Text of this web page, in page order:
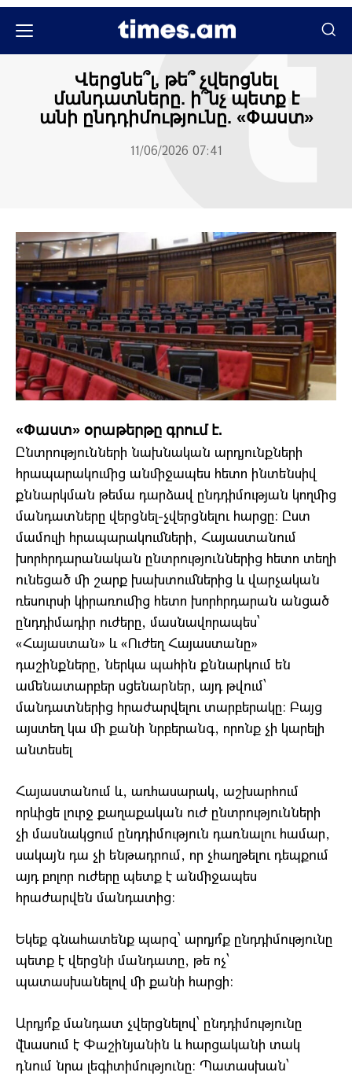
Վերցնե՞լ, թե՞ չվերցնել
մանդատները. ի՞նչ պետք է
անի ընդդիմությունը. «Փաստ»
11/06/2026 07:41
«Փաստ» օրաթերթը գրում է.
Ընտրությունների նախնական արդյունքների
հրապարակումից անմիջապես հետո ինտենսիվ
քննարկման թեմա դարձավ ընդդիմության կողմից
մանդատները վերցնել-չվերցնելու հարցը: Ըստ
մամուլի հրապարակումների, Հայաստանում
խորհրդարանական ընտրություններից հետո տեղի
ունեցած մի շարք խախտումներից և վարչական
ռեսուրսի կիրառումից հետո խորհրդարան անցած
ընդդիմադիր ուժերը, մասնավորապես՝
«Հայաստան» և «Ուժեղ Հայաստանը»
դաշինքները, ներկա պահին քննարկում են
ամենատարբեր սցենարներ, այդ թվում՝
մանդատներից հրաժարվելու տարբերակը։ Բայց
այստեղ կա մի քանի նրբերանգ, որոնք չի կարելի
անտեսել
Հայաստանում և, առհասարակ, աշխարհում
որևիցե լուրջ քաղաքական ուժ ընտրությունների
չի մասնակցում ընդդիմություն դառնալու համար,
սակայն դա չի ենթադրում, որ չհաղթելու դեպքում
այդ բոլոր ուժերը պետք է անմիջապես
հրաժարվեն մանդատից։
Եկեք գնահատենք պարզ՝ արդյո՞ք ընդդիմությունը
պետք է վերցնի մանդատը, թե ոչ՝
պատասխանելով մի քանի հարցի:
Արդյո՞ք մանդատ չվերցնելով՝ ընդդիմությունը
վնասում է Փաշինյանին և հարցականի տակ
դնում նրա լեգիտիմությունը։ Պատասխան՝